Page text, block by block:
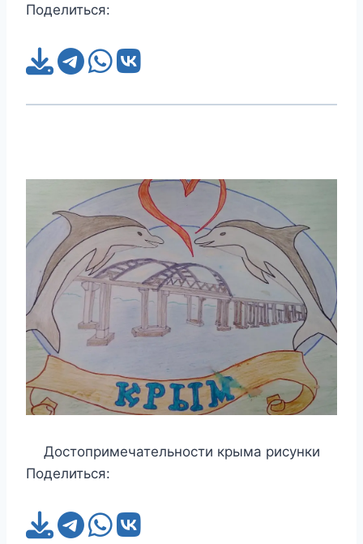
Поделиться:
Достопримечательности крыма рисунки
Поделиться: